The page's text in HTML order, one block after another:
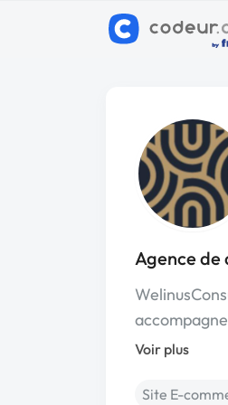
Agence de
Voir plus
Site E-